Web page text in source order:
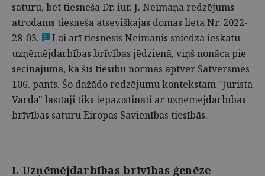
saturu, bet tiesneša Dr. iur. J. Neimaņa redzējums
atrodams tiesneša atsevišķajās domās lietā Nr. 2022-
28-03.
3
Lai arī tiesnesis Neimanis sniedza ieskatu
uzņēmējdarbības brīvības jēdzienā, viņš nonāca pie
secinājuma, ka šīs tiesību normas aptver Satversmes
106. pants. Šo dažādo redzējumu kontekstam "Jurista
Vārda" lasītāji tiks iepazīstināti ar uzņēmējdarbības
brīvības saturu Eiropas Savienības tiesībās.
I. Uzņēmējdarbības brīvības ģenēze